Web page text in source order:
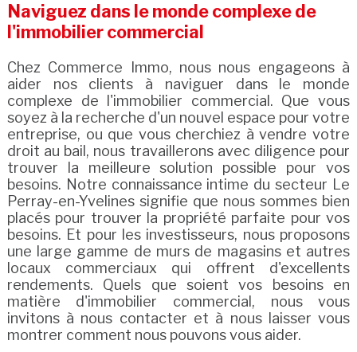
Naviguez dans le monde complexe de
l'immobilier commercial
Chez Commerce Immo, nous nous engageons à
aider nos clients à naviguer dans le monde
complexe de l'immobilier commercial. Que vous
soyez à la recherche d'un nouvel espace pour votre
entreprise, ou que vous cherchiez à vendre votre
droit au bail, nous travaillerons avec diligence pour
trouver la meilleure solution possible pour vos
besoins. Notre connaissance intime du secteur Le
Perray-en-Yvelines signifie que nous sommes bien
placés pour trouver la propriété parfaite pour vos
besoins. Et pour les investisseurs, nous proposons
une large gamme de murs de magasins et autres
locaux commerciaux qui offrent d'excellents
rendements. Quels que soient vos besoins en
matière d'immobilier commercial, nous vous
invitons à nous contacter et à nous laisser vous
montrer comment nous pouvons vous aider.